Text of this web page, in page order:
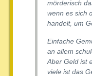
mörderisch
wenn es sich
handelt, um
Einfache
an allem
Aber Geld ist
viele ist das